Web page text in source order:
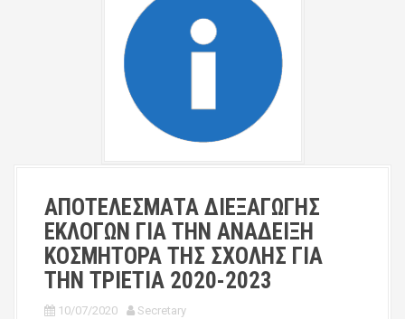
ΑΠΟΤΕΛΕΣΜΑΤΑ ΔΙΕΞΑΓΩΓΗΣ
ΕΚΛΟΓΩΝ ΓΙΑ ΤΗΝ ΑΝΑΔΕΙΞΗ
ΚΟΣΜΗΤΟΡΑ ΤΗΣ ΣΧΟΛΗΣ ΓΙΑ
ΤΗΝ ΤΡΙΕΤΙΑ 2020-2023
10/07/2020 Secretary